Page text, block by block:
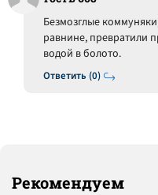
Ответить (0)
Безмозглые
равнине, превратили
водой в болото.
Рекомендуем